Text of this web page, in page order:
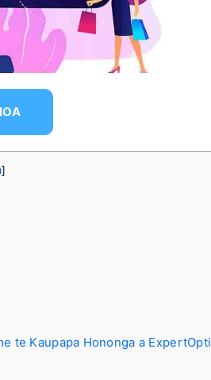
]
te Kaupapa Hononga a ExpertOpti